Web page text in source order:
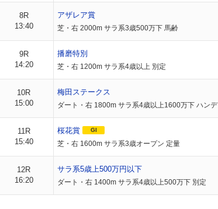
8R
13:40
アザレア賞
芝・右 2000m サラ系3歳500万下 馬齢
9R
14:20
播磨特別
芝・右 1200m サラ系4歳以上 別定
10R
15:00
梅田ステークス
ダート・右 1800m サラ系4歳以上1600万下 ハンデ
11R
15:40
桜花賞 GI
芝・右 1600m サラ系3歳オープン 定量
12R
16:20
サラ系5歳上500万円以下
ダート・右 1400m サラ系4歳以上500万下 別定